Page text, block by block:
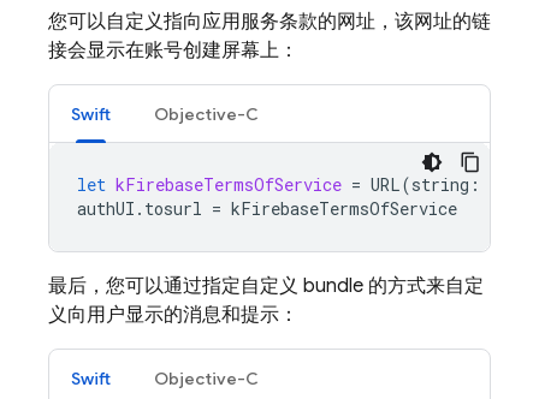
您可以自定义指向应用服务条款的网址，该网址的链
接会显示在账号创建屏幕上：
Swift Objective-C
let kFirebaseTermsOfService = URL(string :
authUI . tosurl = kFirebaseTermsOfService
最后，您可以通过指定自定义 bundle 的方式来自定
义向用户显示的消息和提示：
Swift Objective-C